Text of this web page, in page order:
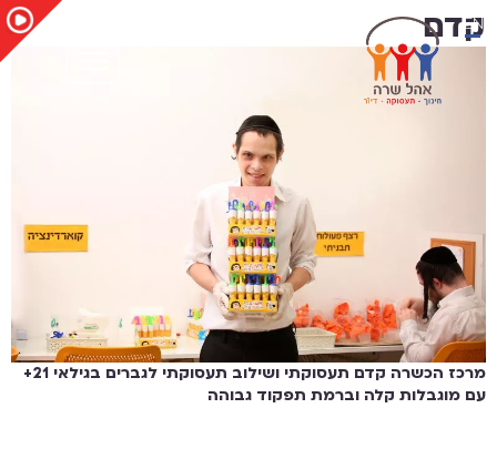
EN
קדם
מרכז הכשרה קדם תעסוקתי ושילוב תעסוקתי לגברים בגילאי 21+
עם מוגבלות קלה וברמת תפקוד גבוהה